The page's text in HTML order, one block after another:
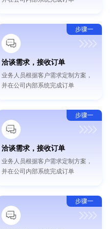
洽谈需求，接收订单
业务人员根据客户需求定制方案，
并在公司内部系统完成订单
步骤一
洽谈需求，接收订单
业务人员根据客户需求定制方案，
并在公司内部系统完成订单
步骤一
步骤一